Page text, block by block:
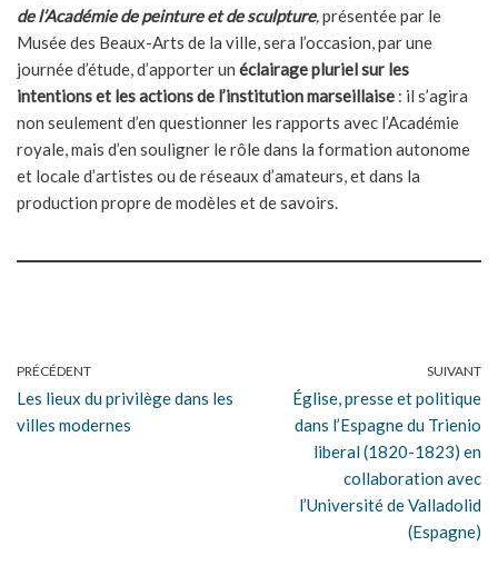
de l’Académie de peinture et de sculpture,présentée par le
Musée des Beaux-Arts de la ville, sera l’occasion, par une
journée d’étude, d’apporter un éclairage pluriel sur les
intentions et les actions de l’institution marseillaise : il s’agira
non seulement d’en questionner les rapports avec l’Académie
royale, mais d’en souligner le rôle dans la formation autonome
et locale d’artistes ou de réseaux d’amateurs, et dans la
production propre de modèles et de savoirs.
PRÉCÉDENT
Les lieux du privilège dans les
villes modernes
SUIVANT
Église, presse et politique
dans l’Espagne du Trienio
liberal (1820-1823) en
collaboration avec
l’Université de Valladolid
(Espagne)